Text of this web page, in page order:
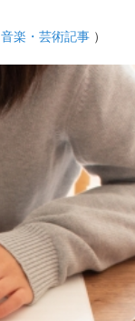
音楽・芸術記事 ）